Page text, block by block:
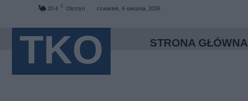
20.4 C Olsztyn czwartek, 6 sierpnia, 2026
TKO STRONA GŁÓWNA